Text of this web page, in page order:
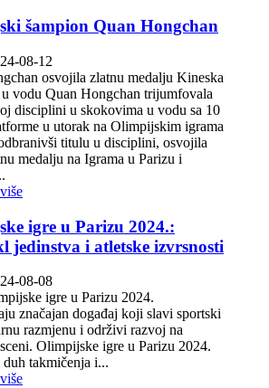
šampion Quan Hongchan
08-12
osvojila zlatnu medalju Kineska
u vodu Quan Hongchan trijumfovala
disciplini u skokovima u vodu sa 10
u utorak na Olimpijskim igrama
titulu u disciplini, osvojila
medalju na Igrama u Parizu i
igre u Parizu 2024.:
jedinstva i atletske izvrsnosti
08-08
igre u Parizu 2024.
značajan događaj koji slavi sportski
razmjenu i održivi razvoj na
Olimpijske igre u Parizu 2024.
duh takmičenja i...